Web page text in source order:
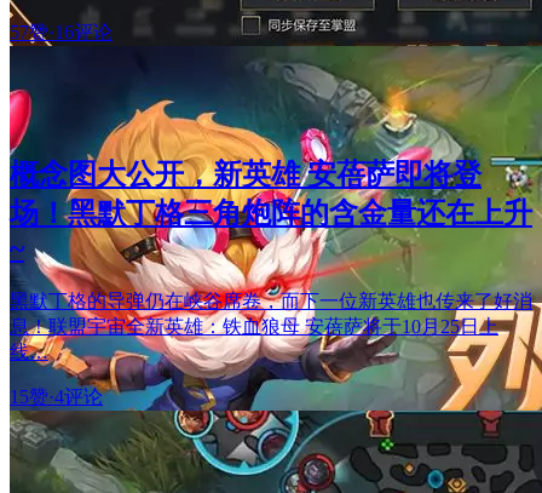
57赞·16评论
概念图大公开，新英雄 安蓓萨即将登
场！黑默丁格三角炮阵的含金量还在上升
~
黑默丁格的导弹仍在峡谷席卷，而下一位新英雄也传来了好消
息！联盟宇宙全新英雄：铁血狼母 安蓓萨将于10月25日上
线…
15赞·4评论